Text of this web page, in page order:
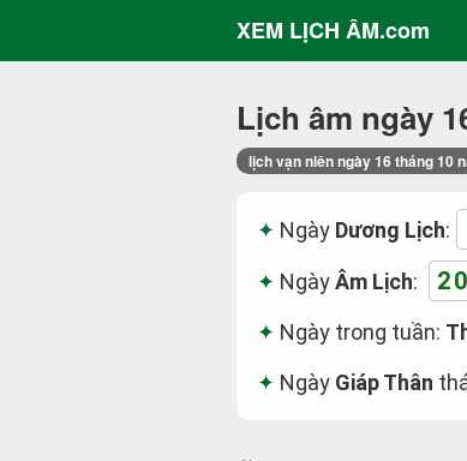
XEM LỊCH ÂM.com
Lịch âm ngày
lịch vạn niên ngày 16 tháng 10
Ngày Dương Lịch:
NgàyÂm Lịch:
Ngày trong tuần:
Ngày Giáp Thân